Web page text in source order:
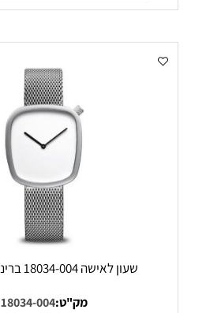
שעון לאישה 18034-004 ברינג BERING
מק"ט:18034-004